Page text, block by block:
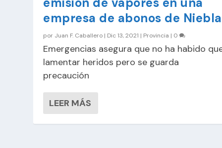
empresa de abonos de Niebla
por Juan F. Caballero | Dic 13, 2021 | Provincia | 0
Emergencias asegura que no ha habido
lamentar heridos pero se guarda
precaución
LEER MÁS